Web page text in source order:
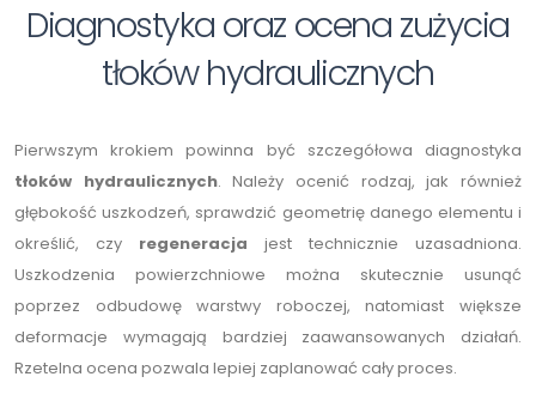
Diagnostyka oraz ocena zużycia
tłoków hydraulicznych
Pierwszym krokiem powinna być szczegółowa diagnostyka
tłoków hydraulicznych. Należy ocenić rodzaj, jak również
głębokość uszkodzeń, sprawdzić geometrię danego elementu i
określić, czy regeneracja jest technicznie uzasadniona.
Uszkodzenia powierzchniowe można skutecznie usunąć
poprzez odbudowę warstwy roboczej, natomiast większe
deformacje wymagają bardziej zaawansowanych działań.
Rzetelna ocena pozwala lepiej zaplanować cały proces.